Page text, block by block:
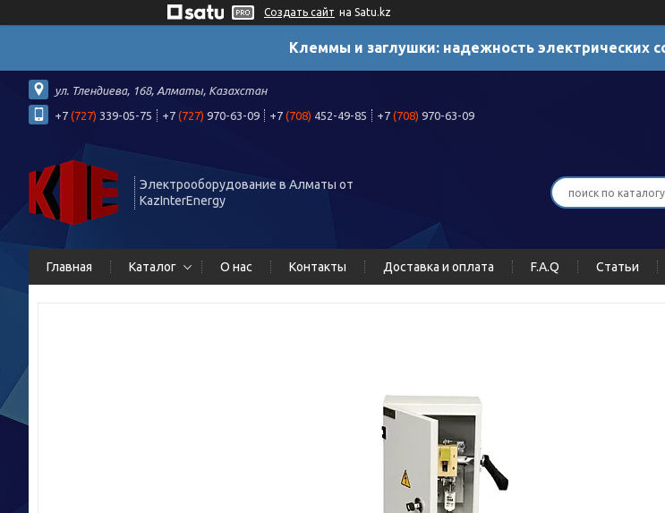
Создать сайт на Satu.kz
Клеммы и заглушки: надежность электрических
ул. Тлендиева, 168, Алматы, Казахстан
+7 (727) 339-05-75 +7 (727) 970-63-09 +7 (708) 452-49-85 +7 (708) 970-63-09
Электрооборудование в Алматы от
KazInterEnergy
Главная Каталог О нас Контакты Доставка и оплата F.A.Q Статьи